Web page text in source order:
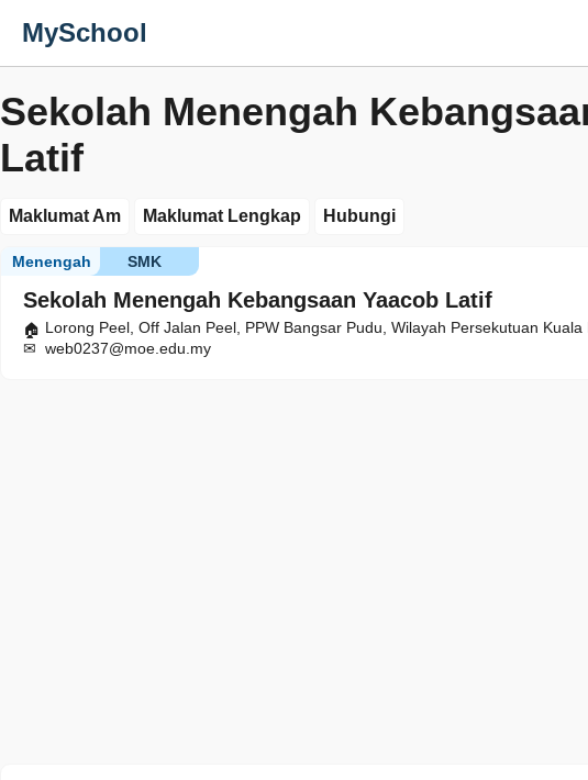
MySchool
Sekolah Menengah
Latif
Maklumat Am Maklumat Lengkap Hubungi
Sekolah Menengah Kebangsaan Yaacob Latif
SMK
Menengah
Lorong Peel, Off Jalan Peel, PPW Bangsar Pudu, Wilayah Persekutuan Kuala
web0237@moe.edu.my